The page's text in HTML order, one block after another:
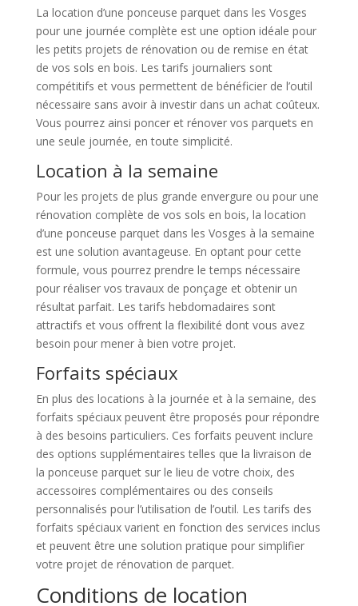
La location d’une ponceuse parquet dans les Vosges
pour une journée complète est une option idéale pour
les petits projets de rénovation ou de remise en état
de vos sols en bois. Les tarifs journaliers sont
compétitifs et vous permettent de bénéficier de l’outil
nécessaire sans avoir à investir dans un achat coûteux.
Vous pourrez ainsi poncer et rénover vos parquets en
une seule journée, en toute simplicité.
Location à la semaine
Pour les projets de plus grande envergure ou pour une
rénovation complète de vos sols en bois, la location
d’une ponceuse parquet dans les Vosges à la semaine
est une solution avantageuse. En optant pour cette
formule, vous pourrez prendre le temps nécessaire
pour réaliser vos travaux de ponçage et obtenir un
résultat parfait. Les tarifs hebdomadaires sont
attractifs et vous offrent la flexibilité dont vous avez
besoin pour mener à bien votre projet.
Forfaits spéciaux
En plus des locations à la journée et à la semaine, des
forfaits spéciaux peuvent être proposés pour répondre
à des besoins particuliers. Ces forfaits peuvent inclure
des options supplémentaires telles que la livraison de
la ponceuse parquet sur le lieu de votre choix, des
accessoires complémentaires ou des conseils
personnalisés pour l’utilisation de l’outil. Les tarifs des
forfaits spéciaux varient en fonction des services inclus
et peuvent être une solution pratique pour simplifier
votre projet de rénovation de parquet.
Conditions de location